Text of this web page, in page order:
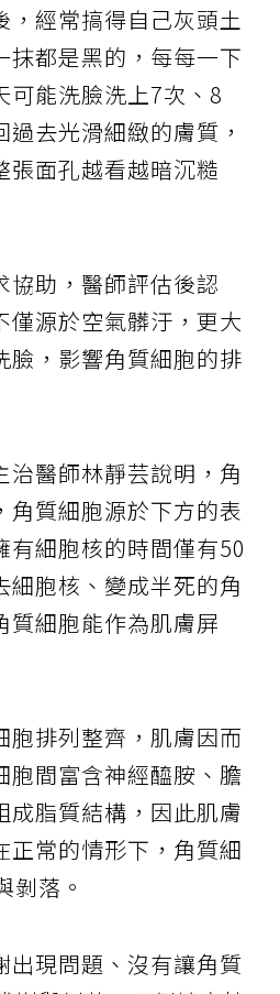
，經常搞得自己灰頭土
抹都是黑的，每每一下
可能洗臉洗上7次、8
去光滑細緻的膚質，
張面孔越看越暗沉糙
協助，醫師評估後認
僅源於空氣髒汙，更大
臉，影響角質細胞的排
治醫師林靜芸說明，角
角質細胞源於下方的表
有細胞核的時間僅有50
細胞核、變成半死的角
質細胞能作為肌膚屏
胞排列整齊，肌膚因而
胞間富含神經醯胺、膽
成脂質結構，因此肌膚
正常的情形下，角質細
剝落。
出現問題、沒有讓角質